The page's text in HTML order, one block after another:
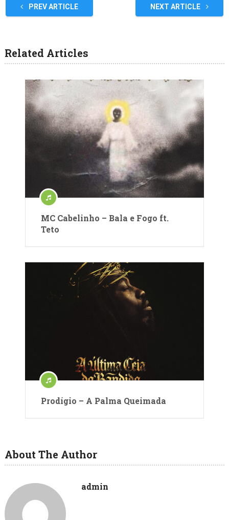
PREV ARTICLE NEXT ARTICLE
Related Articles
MC Cabelinho – Bala e Fogo ft.
Teto
Prodígio – A Palma Queimada
About The Author
admin